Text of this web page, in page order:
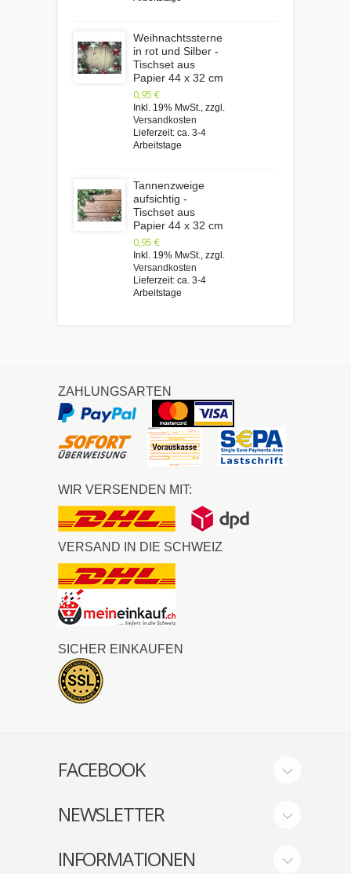
Weihnachtssterne
in rot und Silber -
Tischset aus
Papier 44 x 32 cm
0,95 €
Inkl. 19% MwSt. zzgl.
Versandkosten
Lieferzeit: ca. 3-4
Arbeitstage
Tannenzweige
aufsichtig -
Tischset aus
Papier 44 x 32 cm
0,95 €
Inkl. 19% MwSt. zzgl.
Versandkosten
Lieferzeit: ca. 3-4
Arbeitstage
ZAHLUNGSARTEN
WIR VERSENDEN MIT:
VERSAND IN DIE SCHWEIZ
SICHER EINKAUFEN
FACEBOOK
NEWSLETTER
INFORMATIONEN